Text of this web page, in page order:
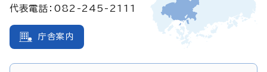
代表電話：082-245-2111
庁舎案内